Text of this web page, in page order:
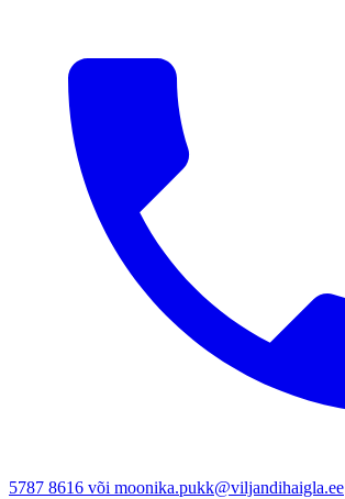
5787 8616 või moonika.pukk@viljandihaigla.ee